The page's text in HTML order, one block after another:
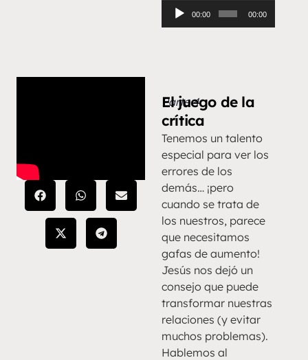
Reproductor
de
00:00 00:00
Parte 4
El juego de la
crítica
Tenemos un talento
especial para ver los
errores de los
demás… ¡pero
cuando se trata de
los nuestros, parece
que necesitamos
gafas de aumento!
Jesús nos dejó un
consejo que puede
transformar nuestras
relaciones (y evitar
muchos problemas).
Hablemos al